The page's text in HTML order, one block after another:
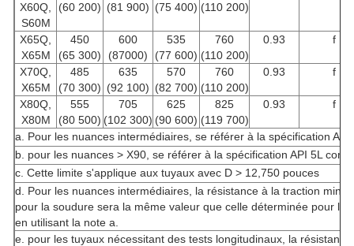
X60Q,
S60M
(60 200) (81 900) (75 400) (110 200)
X65Q,
X65M
450
(65 300)
600
(87000)
535
(77 600)
760
(110 200)
0.93 f
X70Q,
X65M
485
(70 300)
635
(92 100)
570
(82 700)
760
(110 200)
0.93 f
X80Q,
X80M
555
(80 500)
705
(102 300)
625
(90 600)
825
(119 700)
0.93 f
a. Pour les nuances intermédiaires, se référer à la spécification API
b. pour les nuances > X90, se référer à la spécification API 5L
c. Cette limite s'applique aux tuyaux avec D > 12,750 pouces
d. Pour les nuances intermédiaires, la résistance à la traction
pour la soudure sera la même valeur que celle déterminée pour le
en utilisant la note a.
e. pour les tuyaux nécessitant des tests longitudinaux, la